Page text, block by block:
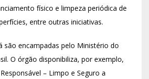
físico e limpeza periódica de
entre outras iniciativas.
são encampadas pelo Ministério do
O órgão disponibiliza, por exemplo,
– Limpo e Seguro a